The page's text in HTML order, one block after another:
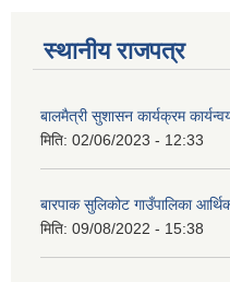
स्थानीय राजपत्र
बालमैत्री सुशासन कार्यक्रम
मिति: 02/06/2023 - 12:33
बारपाक सुलिकोट गाउँपालिका
मिति: 09/08/2022 - 15:38